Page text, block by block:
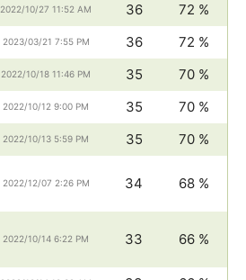
2022/10/27 11:52 AM 36
72 %
2023/03/21 7:55 PM 36
72 %
2022/10/18 11:46 PM 35
70 %
2022/10/12 9:00 PM 35
70 %
2022/10/13 5:59 PM 35 70 %
2022/12/07 2:26 PM 34 68 %
2022/10/14 6:22 PM 33 66 %